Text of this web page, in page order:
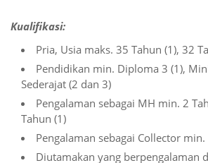
Kualifikasi:
Pria, Usia maks. 35 Tahun (1), 32
Pendidikan min. Diploma 3 (1),
Sederajat (2 dan 3)
Pengalaman sebagai MH min. 2
Tahun (1)
Pengalaman sebagai Collector min.
Diutamakan yang berpengalaman